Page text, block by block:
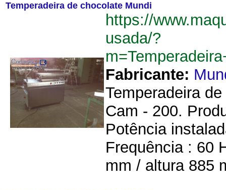
Temperadeira de chocolate Mundi
https://
usada/?
Fabricante:
Temperadeira
Cam - 200.
Potência
Frequência : 60
mm / altura 885